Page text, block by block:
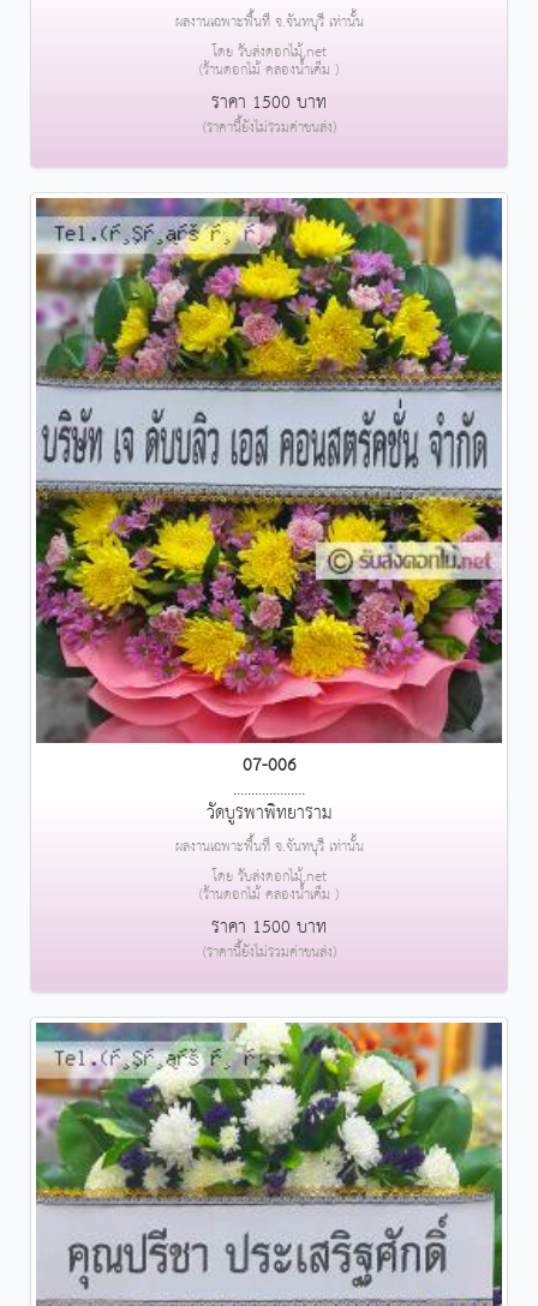
ผลงานเฉพาะพื้นที่ จ.จันทบุรี เท่านั้น
โดย รับส่งดอกไม้.net
(ร้านดอกไม้ คลองน้ำเค็ม )
ราคา 1500 บาท
(ราคานี้ยังไม่รวมค่าขนส่ง)
07-006
....................
วัดบูรพาพิทยาราม
ผลงานเฉพาะพื้นที่ จ.จันทบุรี เท่านั้น
โดย รับส่งดอกไม้.net
(ร้านดอกไม้ คลองน้ำเค็ม )
ราคา 1500 บาท
(ราคานี้ยังไม่รวมค่าขนส่ง)